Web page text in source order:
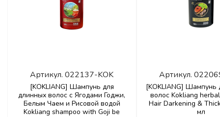
Артикул.022137-KOK
[KOKLIANG] Шампунь для
длинных волос с Ягодами Годжи,
Белым Чаем и Рисовой водой
Kokliang shampoo with Goji be
Артикул.
[KOKLIANG] Шампунь
волос Kokliang
Hair Darkening &
мл